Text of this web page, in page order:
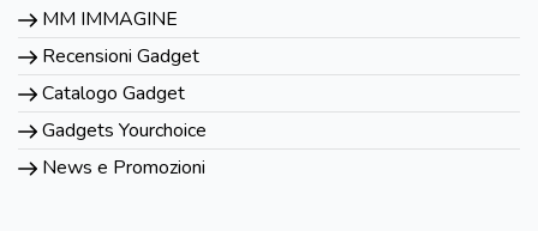
MM IMMAGINE
Recensioni Gadget
Catalogo Gadget
Gadgets Yourchoice
News e Promozioni